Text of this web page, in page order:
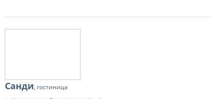
Санди, гостиница